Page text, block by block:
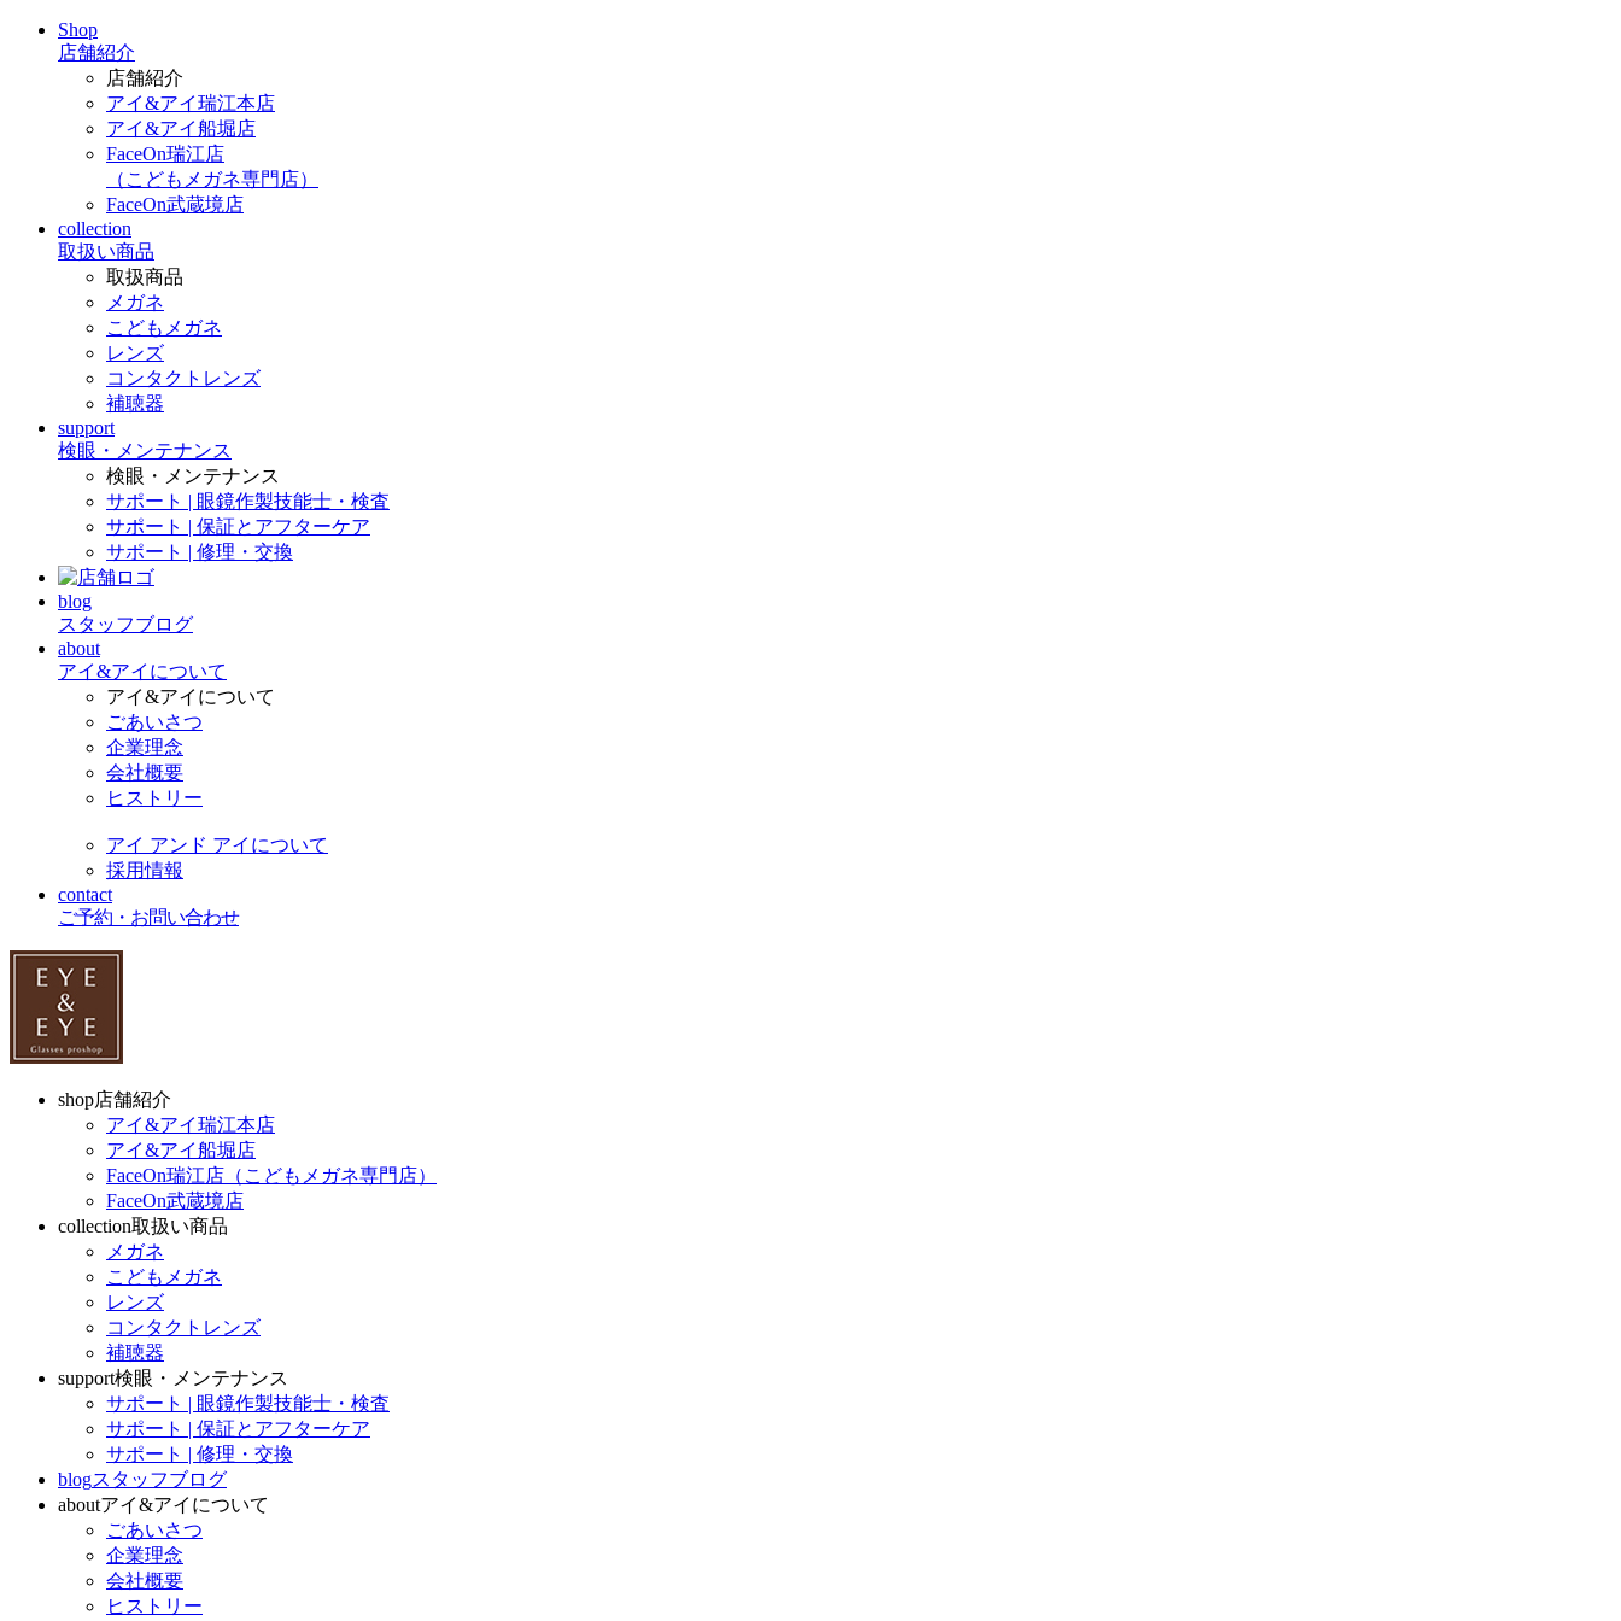
Shop
店舗紹介
店舗紹介
アイ&アイ瑞江本店
アイ&アイ船堀店
FaceOn瑞江店
（こどもメガネ専門店）
FaceOn武蔵境店
collection
取扱い商品
取扱商品
メガネ
こどもメガネ
レンズ
コンタクトレンズ
補聴器
support
検眼・メンテナンス
検眼・メンテナンス
サポート | 眼鏡作製技能士・検査
サポート | 保証とアフターケア
サポート | 修理・交換
blog
スタッフブログ
about
アイ&アイについて
アイ&アイについて
ごあいさつ
企業理念
会社概要
ヒストリー
アイ アンド アイについて
採用情報
contact
ご予約・お問い合わせ
shop店舗紹介
アイ&アイ瑞江本店
アイ&アイ船堀店
FaceOn瑞江店（こどもメガネ専門店）
FaceOn武蔵境店
collection取扱い商品
メガネ
こどもメガネ
レンズ
コンタクトレンズ
補聴器
support検眼・メンテナンス
サポート | 眼鏡作製技能士・検査
サポート | 保証とアフターケア
サポート | 修理・交換
blogスタッフブログ
aboutアイ&アイについて
ごあいさつ
企業理念
会社概要
ヒストリー